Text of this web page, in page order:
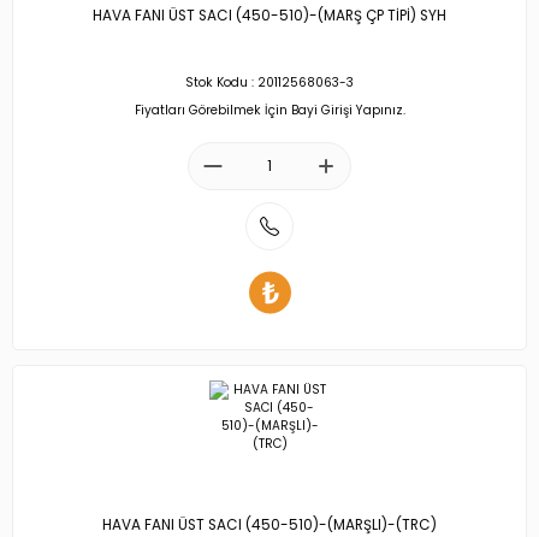
HAVA FANI ÜST SACI (450-510)-(MARŞ ÇP TİPİ) SYH
Stok Kodu : 20112568063-3
Fiyatları Görebilmek İçin Bayi Girişi Yapınız.
HAVA FANI ÜST SACI (450-510)-(MARŞLI)-(TRC)